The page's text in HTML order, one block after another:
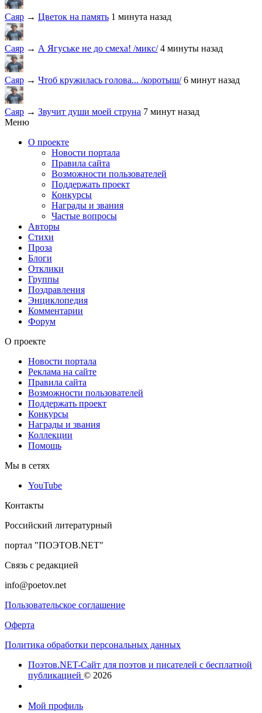
Саяр → Цветок на память 1 минута назад
Саяр → А Ягуське не до смеха! /микс/ 4 минуты назад
Саяр → Чтоб кружилась голова... /коротыш/ 6 минут назад
Саяр → Звучит души моей струна 7 минут назад
Меню
О проекте
Новости портала
Правила сайта
Возможности пользователей
Поддержать проект
Конкурсы
Награды и звания
Частые вопросы
Авторы
Стихи
Проза
Блоги
Отклики
Группы
Поздравления
Энциклопедия
Комментарии
Форум
О проекте
Новости портала
Реклама на сайте
Правила сайта
Возможности пользователей
Поддержать проект
Конкурсы
Награды и звания
Коллекции
Помощь
Мы в сетях
YouTube
Контакты
Российский литературный
портал "ПОЭТОВ.NET"
Связь с редакцией
info@poetov.net
Пользовательское соглашение
Оферта
Политика обработки персональных данных
Поэтов.NET-Сайт для поэтов и писателей с бесплатной
публикацией © 2026
Мой профиль